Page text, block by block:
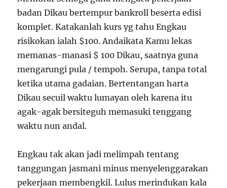
badan Dikau bertempur bankroll beserta edisi
komplet. Katakanlah kurs yg tahu Engkau
risikokan ialah $100. Andaikata Kamu lekas
memanas-manasi $ 100 Dikau, saatnya guna
mengarungi pula / tempoh. Serupa, tanpa total
ketika utama gadaian. Bertentangan harta
Dikau secuil waktu lumayan oleh karena itu
agak-agak bersiteguh memasuki tenggang
waktu nun andal.
Engkau tak akan jadi melimpah tentang
tanggungan jasmani minus menyelenggarakan
pekerjaan membengkil. Lulus merindukan kala